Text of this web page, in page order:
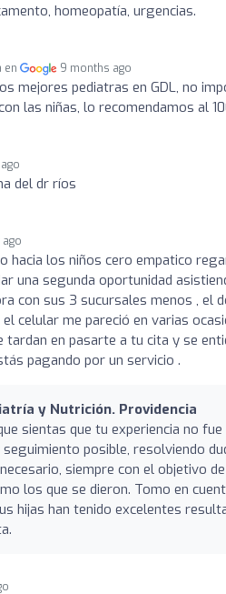
homeopatía, urgencias.
en 9 months ago
mejores pediatras en GDL, no
las niñas, lo recomendamos al
del dr ríos
ago
hacia los niños cero empatico
una segunda oportunidad
con sus 3 sucursales menos , el
celular me pareció en varias
en pasarte a tu cita y se
pagando por un servicio .
y Nutrición. Providencia
sientas que tu experiencia no
posible, resolviendo
siempre con el objetivo
los que se dieron. Tomo en
hijas han tenido excelentes